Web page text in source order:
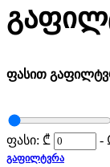
ფასით
ფასი: ₾ -
ᲒᲐᲤᲘᲚᲢᲕᲠᲐ